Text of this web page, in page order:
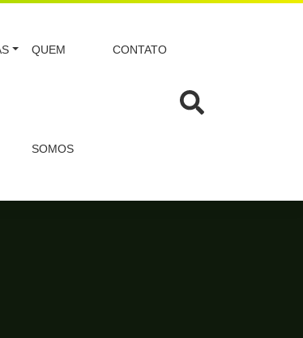
QUEM
SOMOS
CONTATO